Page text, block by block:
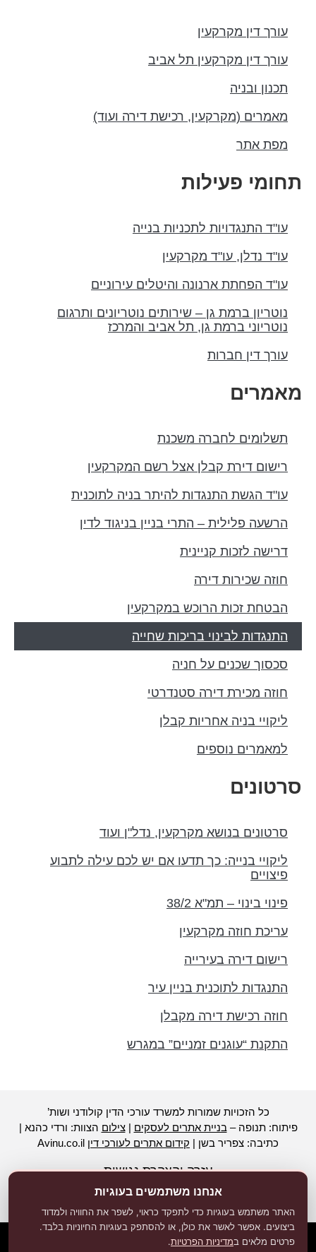
אנחנו משתמשים בעוגיות
האתר משתמש בעוגיות כדי לתפקד כראוי, לשפר את החוויה ולמדוד
ביצועים. אפשר לאשר את כולן, או להסתפק בעוגיות החיוניות בלבד.
פרטים מלאים במדיניות הפרטיות.
עורך דין מקרקעין
עורך דין מקרקעין תל אביב
תכנון ובניה
מאמרים (מקרקעין, רכישת דירה ועוד)
מפת אתר
תחומי פעילות
עו"ד התנגדויות לתכניות בנייה
עו"ד נדלן, עו"ד מקרקעין
עו"ד הפחתת ארנונה והיטלים עירוניים
נוטריון ברמת גן – שירותים נוטריונים ותרגום
נוטריוני ברמת גן, תל אביב והמרכז
עורך דין חברות
מאמרים
תשלומים לחברה משכנת
רישום דירת קבלן אצל רשם המקרקעין
עו"ד הגשת התנגדות להיתר בניה לתוכנית
הרשעה פלילית – התרי בניין בניגוד לדין
דרישה לזכות קניינית
חוזה שכירות דירה
הבטחת זכות הרוכש במקרקעין
התנגדות לבינוי בריכות שחייה
סכסוך שכנים על חניה
חוזה מכירת דירה סטנדרטי
ליקויי בניה אחריות קבלן
למאמרים נוספים
סרטונים
סרטונים בנושא מקרקעין, נדל"ן ועוד
ליקויי בנייה: כך תדעו אם יש לכם עילה לתבוע
פיצויים
פינוי בינוי – תמ"א 38/2
עריכת חוזה מקרקעין
רישום דירה בעירייה
התנגדות לתוכנית בניין עיר
חוזה רכישת דירה מקבלן
התקנת “עוגנים זמניים” במגרש
כל הזכויות שמורות למשרד עורכי הדין קולודני ושות’
פיתוח: תנופה –בניית אתרים לעסקים |צילום הצוות: ורדי כהנא |
כתיבה: צפריר בשן | קידום אתרים לעורכי דין
עזרה והצהרת נגישות